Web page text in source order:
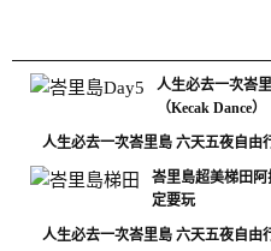
人生必去一次峇
（Kecak Dance）
人生必去一次峇里島 六天五夜自由
峇里島超美梯田
定要玩
人生必去一次峇里島 六天五夜自由